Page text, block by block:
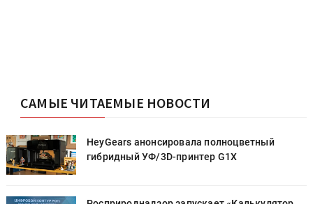
САМЫЕ ЧИТАЕМЫЕ НОВОСТИ
HeyGears анонсировала полноцветный
гибридный УФ/3D-принтер G1X